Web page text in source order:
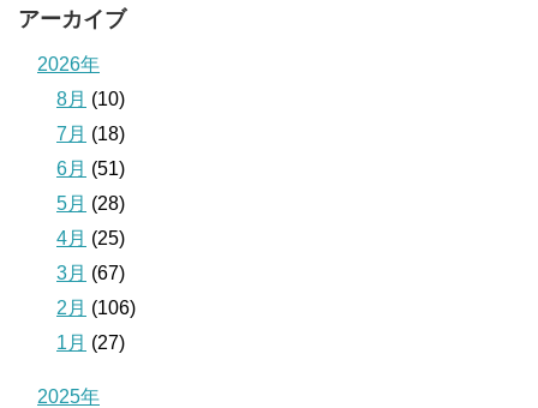
アーカイブ
2026年
8月 (10)
7月 (18)
6月 (51)
5月 (28)
4月 (25)
3月 (67)
2月 (106)
1月 (27)
2025年